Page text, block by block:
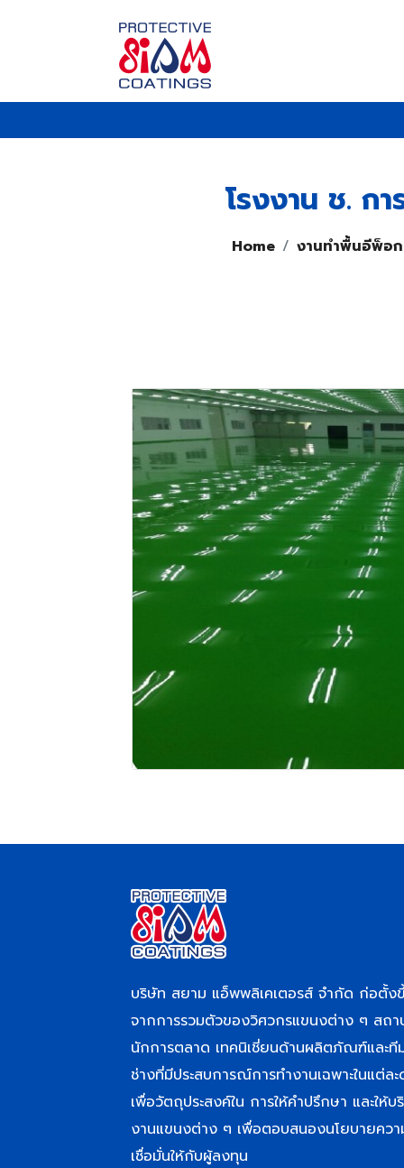
โรงงาน ช. ก
Home งานทำพื้นอีพ็อ
บริษัท สยาม แอ็พพลิเคเตอรส์ จำกัด ก่อตั้ง
จากการรวมตัวของวิศวกรแขนงต่าง ๆ สถ
นักการตลาด เทคนิเชี่ยนด้านผลิตภัณฑ์และที
ช่างที่มีประสบการณ์การทำงานเฉพาะในแต่ล
เพื่อวัตถุประสงค์ใน การให้คำปรึกษา และให้บ
งานแขนงต่าง ๆ เพื่อตอบสนองนโยบายคว
เชื่อมั่นให้กับผู้ลงทุน